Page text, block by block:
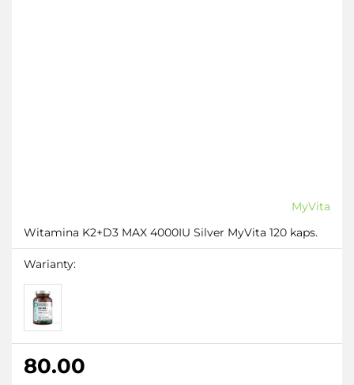
MyVita
Witamina K2+D3 MAX 4000IU Silver MyVita 120 kaps.
Warianty:
80.00